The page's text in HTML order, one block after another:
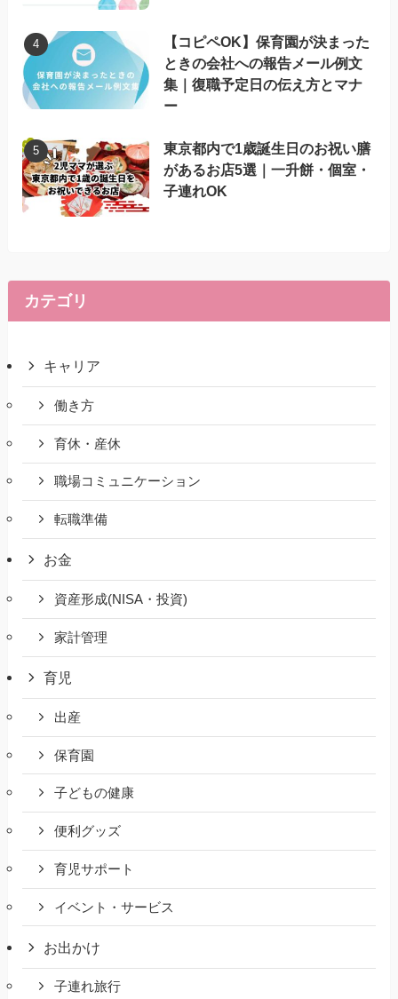
【コピペOK】保育園が決まった
ときの会社への報告メール例文
集｜復職予定日の伝え方とマナ
ー
東京都内で1歳誕生日のお祝い膳
があるお店5選｜一升餅・個室・
子連れOK
カテゴリ
キャリア
働き方
育休・産休
職場コミュニケーション
転職準備
お金
資産形成(NISA・投資)
家計管理
育児
出産
保育園
子どもの健康
便利グッズ
育児サポート
イベント・サービス
お出かけ
子連れ旅行